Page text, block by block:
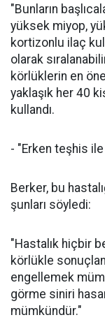
"Bunların
yüksek miyop,
kortizonlu ilaç
olarak
körlüklerin en
yaklaşık her 40
kullandı.
- "Erken teşhis
Berker, bu
şunları söyledi:
"Hastalık hiçbir
körlükle
engellemek
görme siniri
mümkündür."